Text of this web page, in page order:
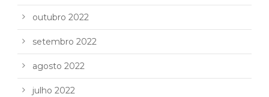
outubro 2022
setembro 2022
agosto 2022
julho 2022